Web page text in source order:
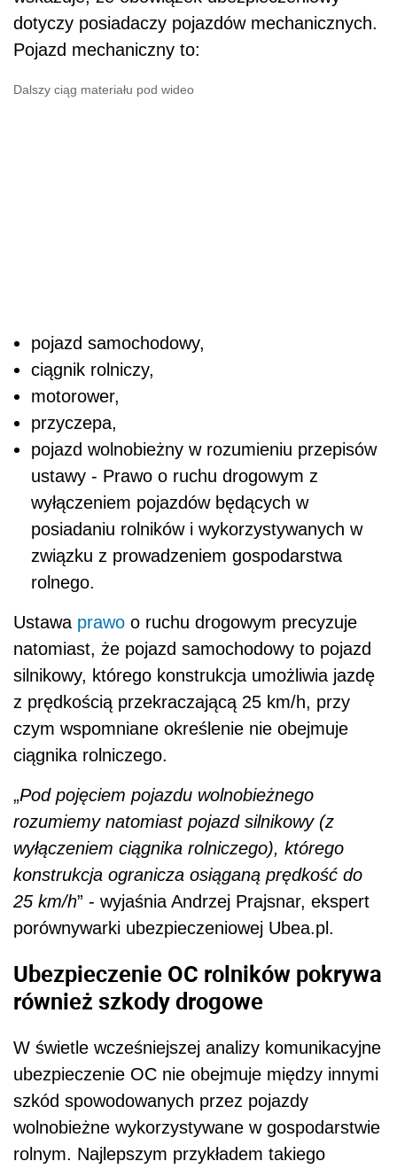
dotyczy posiadaczy pojazdów mechanicznych.
Pojazd mechaniczny to:
Dalszy ciąg materiału pod wideo
pojazd samochodowy,
ciągnik rolniczy,
motorower,
przyczepa,
pojazd wolnobieżny w rozumieniu przepisów
ustawy - Prawo o ruchu drogowym z
wyłączeniem pojazdów będących w
posiadaniu rolników i wykorzystywanych w
związku z prowadzeniem gospodarstwa
rolnego.
Ustawa prawo o ruchu drogowym precyzuje
natomiast, że pojazd samochodowy to pojazd
silnikowy, którego konstrukcja umożliwia jazdę
z prędkością przekraczającą 25 km/h, przy
czym wspomniane określenie nie obejmuje
ciągnika rolniczego.
„Pod pojęciem pojazdu wolnobieżnego
rozumiemy natomiast pojazd silnikowy (z
wyłączeniem ciągnika rolniczego), którego
konstrukcja ogranicza osiąganą prędkość do
25 km/h” - wyjaśnia Andrzej Prajsnar, ekspert
porównywarki ubezpieczeniowej Ubea.pl.
Ubezpieczenie OC rolników pokrywa
również szkody drogowe
W świetle wcześniejszej analizy komunikacyjne
ubezpieczenie OC nie obejmuje między innymi
szkód spowodowanych przez pojazdy
wolnobieżne wykorzystywane w gospodarstwie
rolnym. Najlepszym przykładem takiego